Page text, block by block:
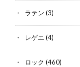
ラテン (3)
レゲエ (4)
ロック (460)